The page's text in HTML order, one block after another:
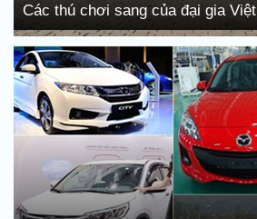
Các thú chơi sang của đại gia Việt